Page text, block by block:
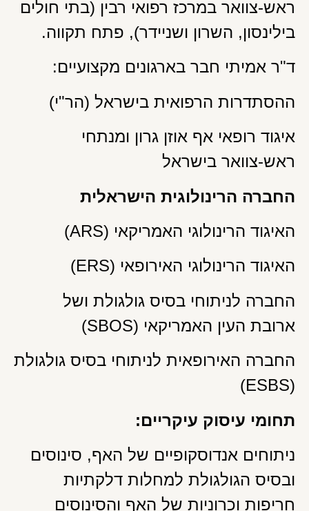
ראש-צוואר במרכז רפואי רבין (בתי חולים
בילינסון, השרון ושניידר), פתח תקווה.
ד"ר אמיתי חבר בארגונים מקצועיים:
ההסתדרות הרפואית בישראל (הר"י)
איגוד רופאי אף אוזן גרון ומנתחי
ראש-צוואר בישראל
החברה הרינולוגית הישראלית
האיגוד הרינולוגי האמריקאי (ARS)
האיגוד הרינולוגי האירופאי (ERS)
החברה לניתוחי בסיס גולגולת ושל
ארובת העין האמריקאי (SBOS)
החברה האירופאית לניתוחי בסיס גולגולת
(ESBS)
תחומי עיסוק עיקריים:
ניתוחים אנדוסקופיים של האף, סינוסים
ובסיס הגולגולת למחלות דלקתיות
חריפות וכרוניות של האף והסינוסים